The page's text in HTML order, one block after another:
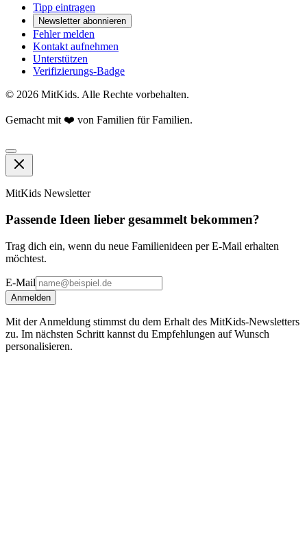
Tipp eintragen
Newsletter abonnieren
Fehler melden
Kontakt aufnehmen
Unterstützen
Verifizierungs-Badge
© 2026 MitKids. Alle Rechte vorbehalten.
Gemacht mit ❤️ von Familien für Familien.
MitKids Newsletter
Passende Ideen lieber gesammelt bekommen?
Trag dich ein, wenn du neue Familienideen per E-Mail erhalten
möchtest.
E-Mail
Anmelden
Mit der Anmeldung stimmst du dem Erhalt des MitKids-Newsletters
zu. Im nächsten Schritt kannst du Empfehlungen auf Wunsch
personalisieren.